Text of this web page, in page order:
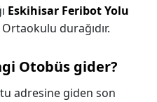
Eskihisar Feribot Yolu
durağıdır.
Otobüs gider?
adresine giden son